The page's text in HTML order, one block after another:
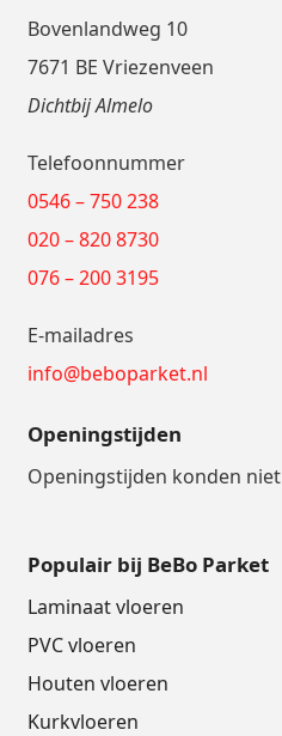
Bovenlandweg 10
7671 BE Vriezenveen
Dichtbij Almelo
Telefoonnummer
0546 – 750 238
020 – 820 8730
076 – 200 3195
E-mailadres
info@beboparket.nl
Openingstijden
Openingstijden konden
Populair bij BeBo Parket
Laminaat vloeren
PVC vloeren
Houten vloeren
Kurkvloeren